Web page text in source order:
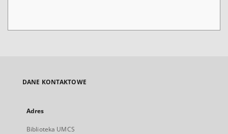
DANE KONTAKTOWE
Adres
Biblioteka UMCS